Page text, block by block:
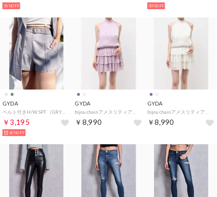
31%OFF 30%OFF
GYDA
￥3,195
60%OFF
GYDA
￥8,990
GYDA
￥8,990